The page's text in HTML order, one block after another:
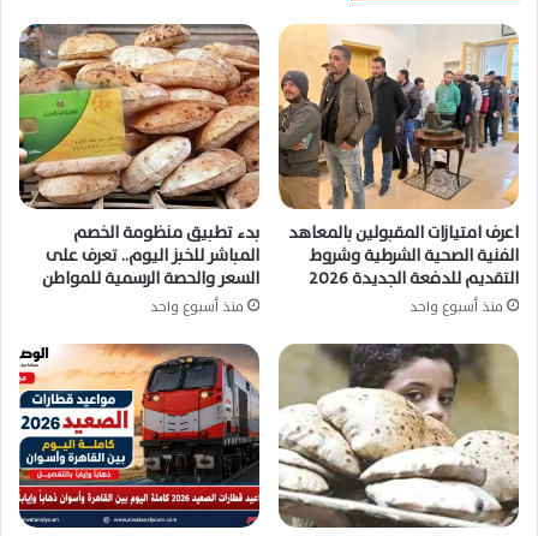
اعرف امتيازات المقبولين بالمعاهد
الفنية الصحية الشرطية وشروط
التقديم للدفعة الجديدة 2026
منذ أسبوع واحد
بدء تطبيق منظومة الخصم
المباشر للخبز اليوم.. تعرف على
السعر والحصة الرسمية للمواطن
منذ أسبوع واحد